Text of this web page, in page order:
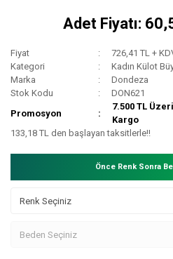
Adet Fiyatı:
Fiyat
726,41 TL +
Kategori
Kadın Külot
Marka
Dondeza
Stok Kodu
DON621
Promosyon
7.500 TL
Kargo
133,18 TL den başlayan taksitlerle!!
Önce Renk Sonra